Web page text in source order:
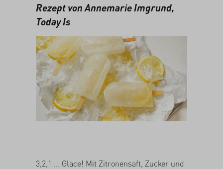
Rezept von Annemarie Imgrund,
Today Is
3,2,1 ... Glace! Mit Zitronensaft, Zucker und